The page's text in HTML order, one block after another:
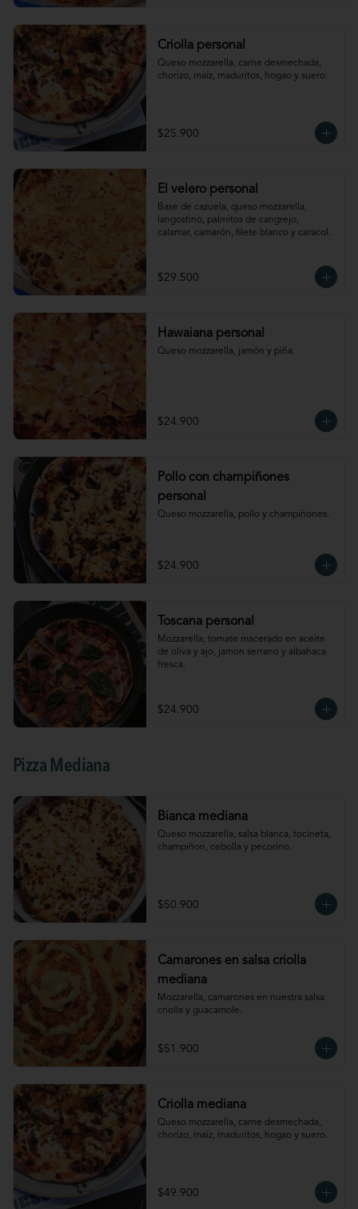
Criolla personal
Queso mozzarella, carne desmechada,
chorizo, maíz, maduritos, hogao y suero.
$25.900
El velero personal
Base de cazuela, queso mozzarella,
langostino, palmitos de cangrejo,
calamar, camarón, filete blanco y caracol.
$29.500
Hawaiana personal
Queso mozzarella, jamón y piña.
$24.900
Pollo con champiñones
personal
Queso mozzarella, pollo y champiñones.
$24.900
Toscana personal
Mozzarella, tomate macerado en aceite
de oliva y ajo, jamon serrano y albahaca
fresca.
$24.900
Pizza Mediana
Bianca mediana
Queso mozzarella, salsa blanca, tocineta,
champiñon, cebolla y pecorino.
$50.900
Camarones en salsa criolla
mediana
Mozzarella, camarones en nuestra salsa
criolla y guacamole.
$51.900
Criolla mediana
Queso mozzarella, carne desmechada,
chorizo, maíz, maduritos, hogao y suero.
$49.900